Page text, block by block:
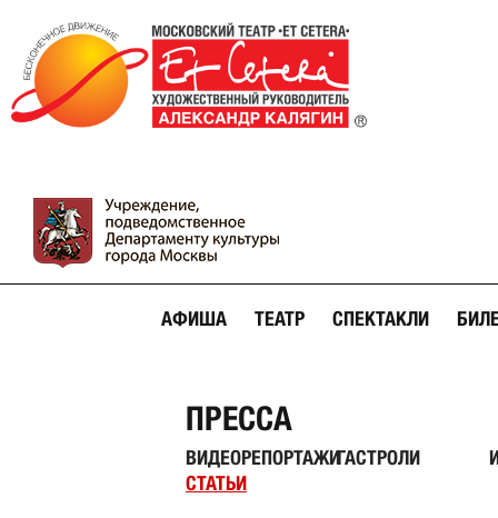
АФИША ТЕАТР СПЕКТАКЛИ
ПРЕССА
ВИДЕОРЕПОРТАЖИГАСТРОЛИ
СТАТЬИ